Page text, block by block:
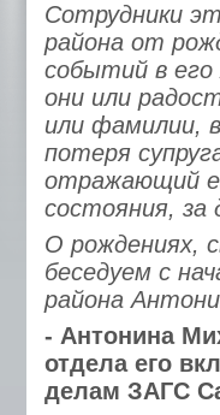
Сотрудники
района от
событий в его
они или
или фамилии,
потеря
отражающий
состояния,
О рождениях,
беседуем с
района
- Антонина
отдела его
делам ЗАГС